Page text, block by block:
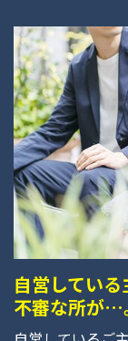
自営してい
不審な所が…